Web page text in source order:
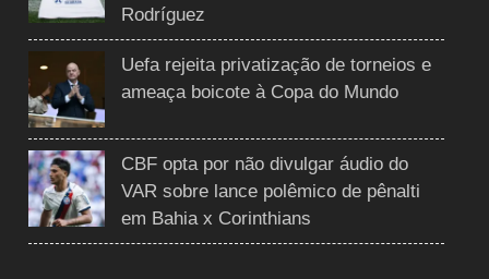
Rodríguez
Uefa rejeita privatização de torneios e
ameaça boicote à Copa do Mundo
CBF opta por não divulgar áudio do
VAR sobre lance polêmico de pênalti
em Bahia x Corinthians